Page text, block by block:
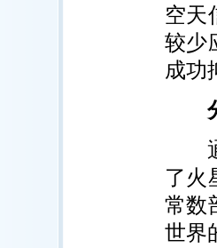
空天
较少
成功
分
通
了火
常数
世界